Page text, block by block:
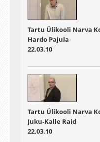
Tartu Ülikooli Narva
Hardo Pajula
22.03.10
Tartu Ülikooli Narva
Juku-Kalle Raid
22.03.10